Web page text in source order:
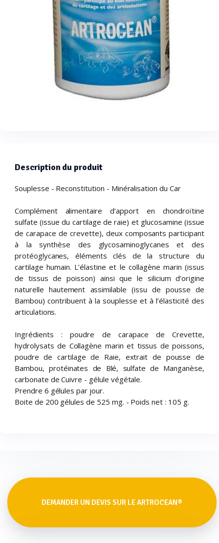
Description du produit
Souplesse - Reconstitution - Minéralisation du Car
Complément alimentaire d’apport en chondroïtine
sulfate (issue du cartilage de raie) et glucosamine (issue
de carapace de crevette), deux composants participant
à la synthèse des glycosaminoglycanes et des
protéoglycanes, éléments clés de la structure du
cartilage humain. L’élastine et le collagène marin (issus
de tissus de poisson) ainsi que le silicium d’origine
naturelle hautement assimilable (issu de pousse de
Bambou) contribuent à la souplesse et à l’élasticité des
articulations.
Ingrédients : poudre de carapace de Crevette,
hydrolysats de Collagène marin et tissus de poissons,
poudre de cartilage de Raie, extrait de pousse de
Bambou, protéinates de Blé, sulfate de Manganèse,
carbonate de Cuivre - gélule végétale.
Prendre 6 gélules par jour.
Boite de 200 gélules de 525 mg. - Poids net : 105 g.
DEMANDER UN DEVIS SUR LE ARTROCEAN®